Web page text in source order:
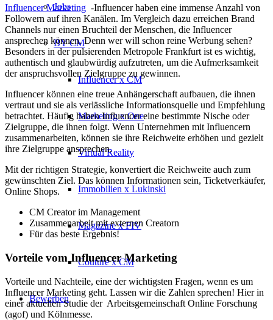
Jobs
BY CM
Influencer x CM
Marketing x One
Virtual Reality
Immobilien x Lukinski
Magazine x FIV
Couture x CM
Bewerben
Influencer Marketing -Influencer haben eine immense Anzahl von
Followern auf ihren Kanälen. Im Vergleich dazu erreichen Brand
Channels nur einen Bruchteil der Menschen, die Influencer
ansprechen können. Denn wer will schon reine Werbung sehen?
Besonders in der pulsierenden Metropole Frankfurt ist es wichtig,
authentisch und glaubwürdig aufzutreten, um die Aufmerksamkeit
der anspruchsvollen Zielgruppe zu gewinnen.
Influencer können eine treue Anhängerschaft aufbauen, die ihnen
vertraut und sie als verlässliche Informationsquelle und Empfehlung
betrachtet. Häufig haben Influencer eine bestimmte Nische oder
Zielgruppe, die ihnen folgt. Wenn Unternehmen mit Influencern
zusammenarbeiten, können sie ihre Reichweite erhöhen und gezielt
ihre Zielgruppe ansprechen.
Mit der richtigen Strategie, konvertiert die Reichweite auch zum
gewünschten Ziel. Das können Informationen sein, Ticketverkäufer,
Online Shops.
CM Creator im Management
Zusammenarbeit mit externen Creatorn
Für das beste Ergebnis!
Vorteile vom Influencer Marketing
Vorteile und Nachteile, eine der wichtigsten Fragen, wenn es um
Influencer Marketing geht. Lassen wir die Zahlen sprechen! Hier in
einer aktuellen Studie der Arbeitsgemeinschaft Online Forschung
(agof) und Kölnmesse.